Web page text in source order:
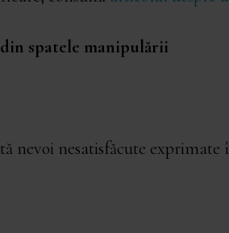
spatele manipulării
nevoi nesatisfăcute